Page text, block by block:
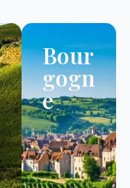
Bour
gogn
e